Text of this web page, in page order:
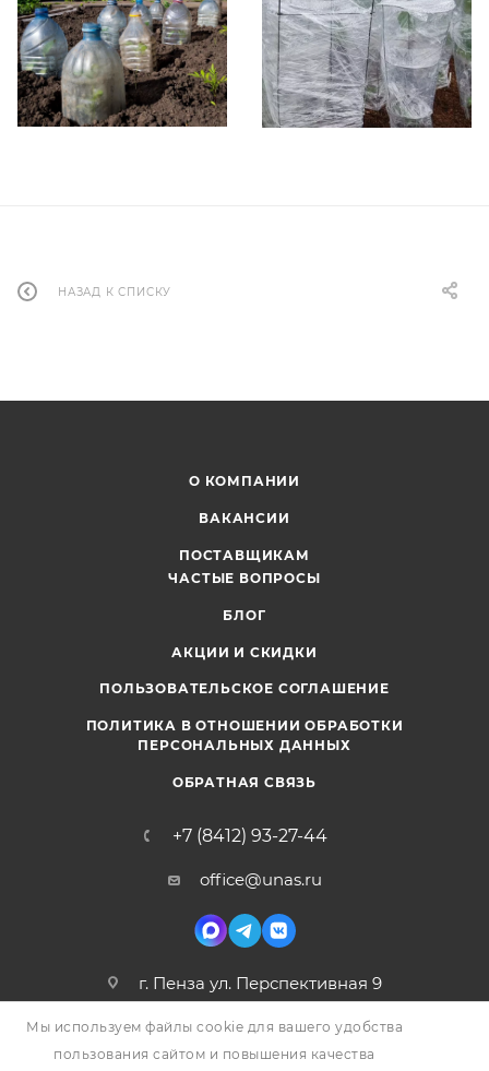
НАЗАД К СПИСКУ
О КОМПАНИИ
ВАКАНСИИ
ПОСТАВЩИКАМ
ЧАСТЫЕ ВОПРОСЫ
БЛОГ
АКЦИИ И СКИДКИ
ПОЛЬЗОВАТЕЛЬСКОЕ СОГЛАШЕНИЕ
ПОЛИТИКА В ОТНОШЕНИИ ОБРАБОТКИ
ПЕРСОНАЛЬНЫХ ДАННЫХ
ОБРАТНАЯ СВЯЗЬ
+7 (8412) 93-27-44
office@unas.ru
г. Пенза ул. Перспективная 9
Мы используем файлы cookie для вашего удобства
пользования сайтом и повышения качества